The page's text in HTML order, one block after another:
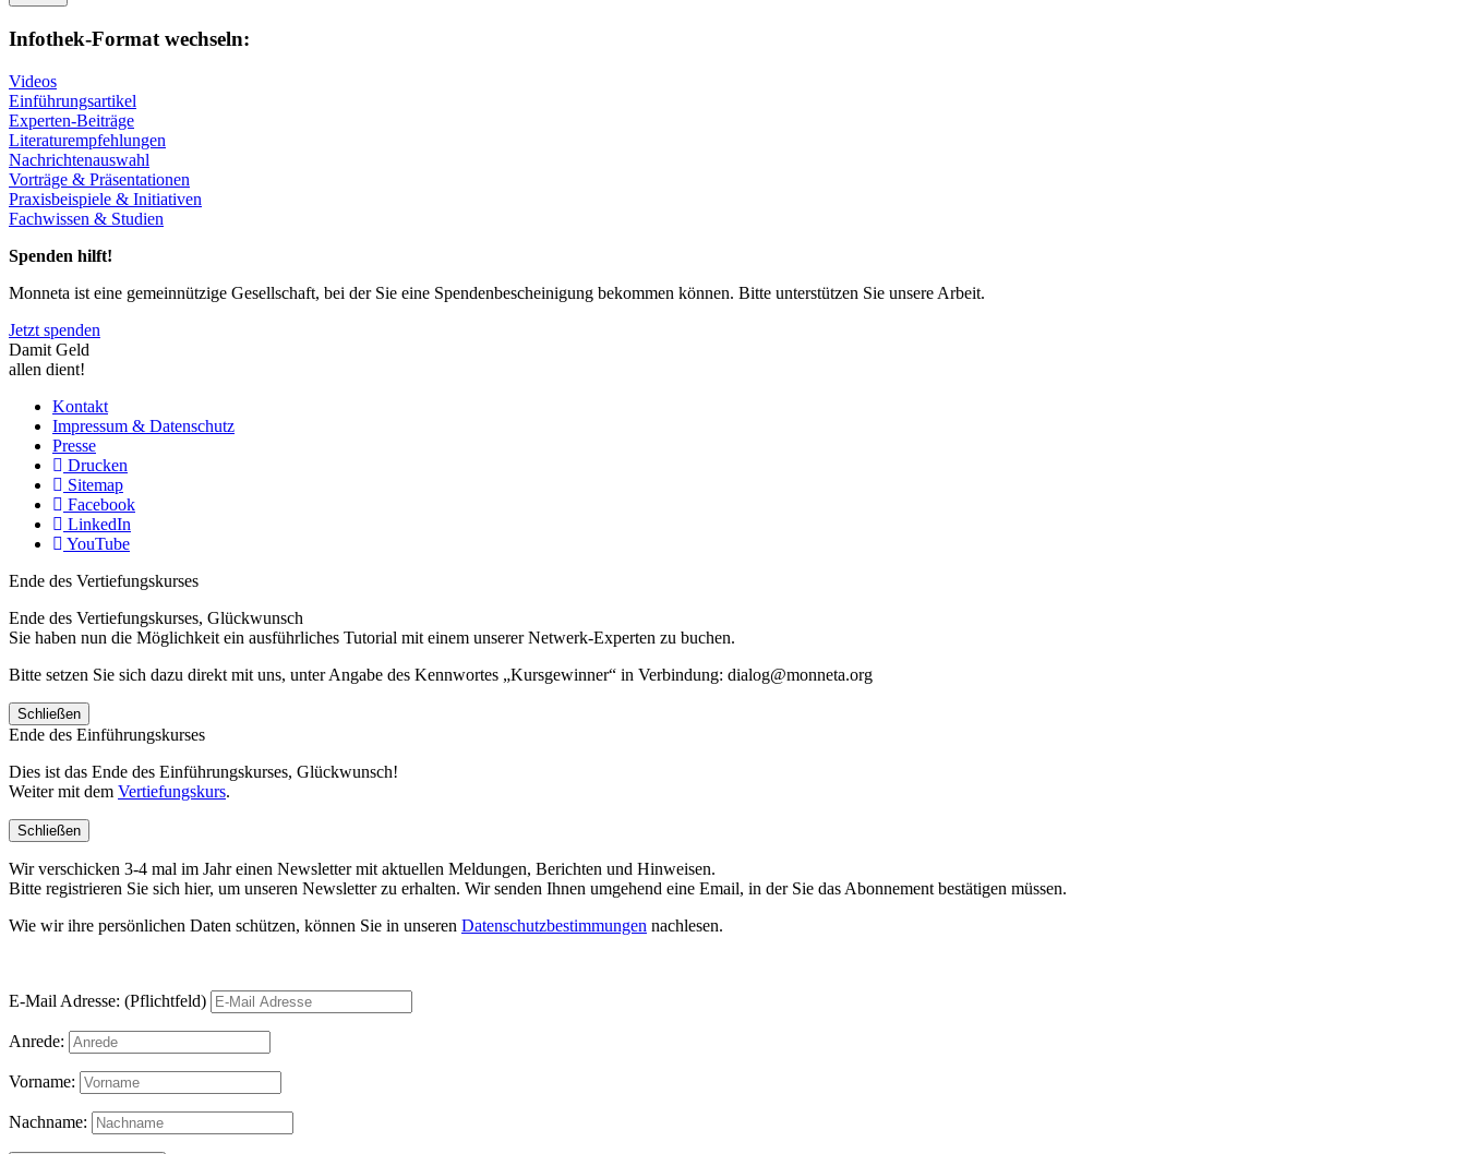
Infothek-Format wechseln:
Videos
Einführungsartikel
Experten-Beiträge
Literaturempfehlungen
Nachrichtenauswahl
Vorträge & Präsentationen
Praxisbeispiele & Initiativen
Fachwissen & Studien
Spenden hilft!
Monneta ist eine gemeinnützige Gesellschaft, bei der Sie eine Spendenbescheinigung bekommen können. Bitte unterstützen Sie unsere Arbeit.
Jetzt spenden
Damit Geld
allen dient!
Kontakt
Impressum & Datenschutz
Presse
Drucken
Sitemap
Facebook
LinkedIn
YouTube
Ende des Vertiefungskurses
Ende des Vertiefungskurses, Glückwunsch
Sie haben nun die Möglichkeit ein ausführliches Tutorial mit einem unserer Netwerk-Experten zu buchen.
Bitte setzen Sie sich dazu direkt mit uns, unter Angabe des Kennwortes „Kursgewinner“ in Verbindung: dialog@monneta.org
Schließen
Ende des Einführungskurses
Dies ist das Ende des Einführungskurses, Glückwunsch!
Weiter mit dem Vertiefungskurs.
Schließen
Wir verschicken 3-4 mal im Jahr einen Newsletter mit aktuellen Meldungen, Berichten und Hinweisen.
Bitte registrieren Sie sich hier, um unseren Newsletter zu erhalten. Wir senden Ihnen umgehend eine Email, in der Sie das Abonnement bestätigen müssen.
Wie wir ihre persönlichen Daten schützen, können Sie in unseren Datenschutzbestimmungen nachlesen.
E-Mail Adresse: (Pflichtfeld)
Anrede:
Vorname:
Nachname: